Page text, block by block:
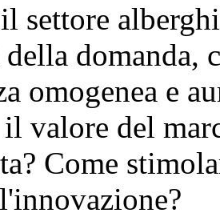
settore
domanda,
omogenea e
valore del
Come